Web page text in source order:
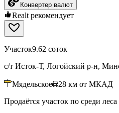
Конвертер валют
Realt рекомендует
Участок9.62 соток
с/т Исток-Т, Логойский р-н,
Мядельское 28 км от МКАД
Продаётся участок по среди